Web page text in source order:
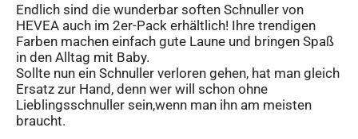
Endlich sind die wunderbar soften Schnuller von
HEVEA auch im 2er-Pack erhältlich! Ihre trendigen
Farben machen einfach gute Laune und bringen Spaß
in den Alltag mit Baby.
Sollte nun ein Schnuller verloren gehen, hat man gleich
Ersatz zur Hand, denn wer will schon ohne
Lieblingsschnuller sein,wenn man ihn am meisten
braucht.